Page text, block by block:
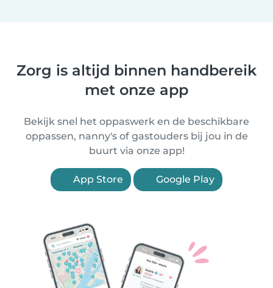
Zorg is altijd binnen handbereik
met onze app
Bekijk snel het oppaswerk en de beschikbare
oppassen, nanny's of gastouders bij jou in de
buurt via onze app!
App Store Google Play